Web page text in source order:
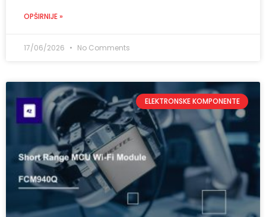
OPŠIRNIJE »
17/06/2026 No Comments
ELEKTRONSKE KOMPONENTE